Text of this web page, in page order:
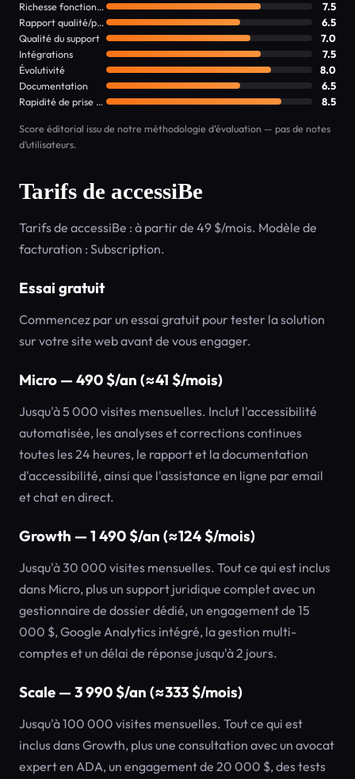
Richesse fonctionnelle
7.5
Rapport qualité/prix
6.5
Qualité du support
7.0
Intégrations
7.5
Évolutivité
8.0
Documentation
6.5
Rapidité de prise en main
8.5
Score éditorial issu de notre méthodologie d’évaluation — pas de notes
d’utilisateurs.
Tarifs de accessiBe
Tarifs de accessiBe : à partir de 49 $/mois. Modèle de
facturation : Subscription.
Essai gratuit
Commencez par un essai gratuit pour tester la solution
sur votre site web avant de vous engager.
Micro — 490 $/an (≈41 $/mois)
Jusqu'à 5 000 visites mensuelles. Inclut l'accessibilité
automatisée, les analyses et corrections continues
toutes les 24 heures, le rapport et la documentation
d'accessibilité, ainsi que l'assistance en ligne par email
et chat en direct.
Growth — 1 490 $/an (≈124 $/mois)
Jusqu'à 30 000 visites mensuelles. Tout ce qui est inclus
dans Micro, plus un support juridique complet avec un
gestionnaire de dossier dédié, un engagement de 15
000 $, Google Analytics intégré, la gestion multi-
comptes et un délai de réponse jusqu'à 2 jours.
Scale — 3 990 $/an (≈333 $/mois)
Jusqu'à 100 000 visites mensuelles. Tout ce qui est
inclus dans Growth, plus une consultation avec un avocat
expert en ADA, un engagement de 20 000 $, des tests